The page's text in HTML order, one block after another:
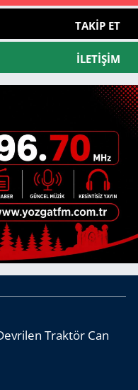
TAKIP ET
İLETIŞIM
Traktör Can